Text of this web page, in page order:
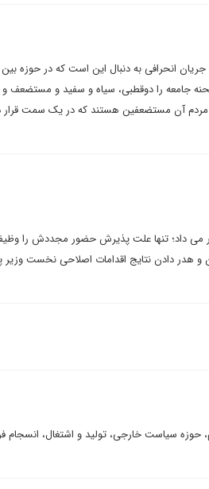
انحرافی به دنبال این است که در حوزه بین
جامعه را دوقطبی، سیاه و سفید و مستضعف و
مردم آن مستضعفین هستند که در یک سمت قرار
می داد؛ تنها علت پذیرش حضور مجددش را
و هدر دادن نتایج اقدامات اصلاحی نخست
حوزه سیاست خارجی، تولید و اشتغال، انسجام